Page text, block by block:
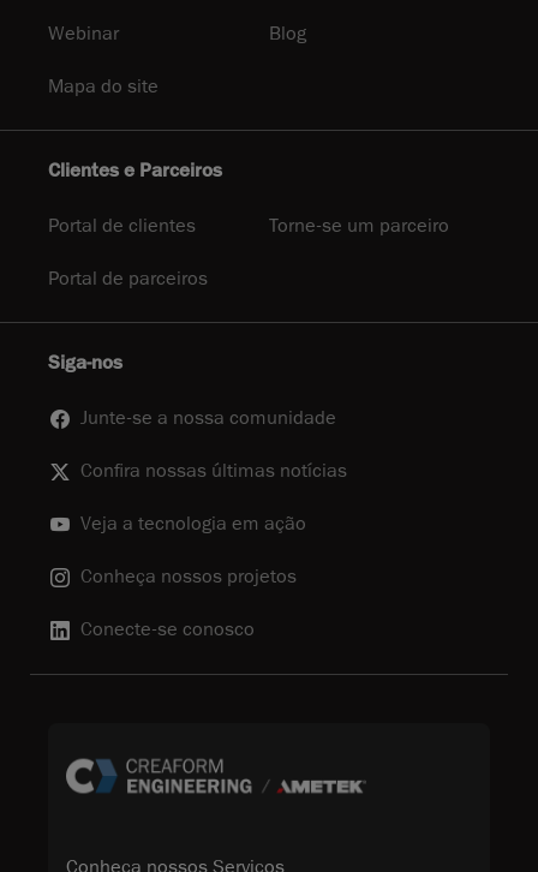
Webinar Blog
Mapa do site
Clientes e Parceiros
Portal de clientes Torne-se um parceiro
Portal de parceiros
Siga-nos
Junte-se a nossa comunidade
Confira nossas últimas notícias
Veja a tecnologia em ação
Conheça nossos projetos
Conecte-se conosco